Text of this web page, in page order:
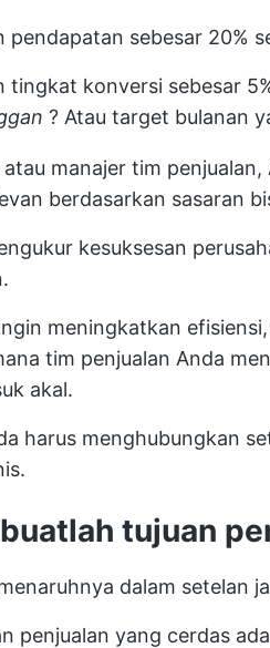
pendapatan sebesar 20%
tingkat konversi sebesar
? Atau target bulanan
manajer tim
berdasarkan sasaran
kesuksesan
meningkatkan
tim penjualan Anda
akal.
harus menghubungkan
tujuan
dalam setelan
penjualan yang cerdas